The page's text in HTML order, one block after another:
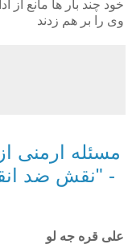
خود چند بار ها مانع
وی را بر هم زدند
مسئله ارمنی
علی قره جه لو